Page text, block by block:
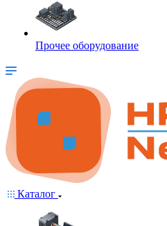
Прочее оборудование
Каталог